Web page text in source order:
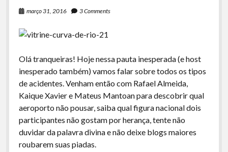
La Siesta Podcast
Arquivo CDR
Papo Tranqueira
A Ripa É a Lei
Especiais
Preliminares
Kaique Xavier
março 31, 2016 3 Comments
Olá tranqueiras! Hoje nessa pauta inesperada (e host
inesperado também) vamos falar sobre todos os tipos
de acidentes. Venham então com Rafael Almeida,
Kaique Xavier e Mateus Mantoan para descobrir qual
aeroporto não pousar, saiba qual figura nacional dois
participantes não gostam por herança, tente não
duvidar da palavra divina e não deixe blogs maiores
roubarem suas piadas.